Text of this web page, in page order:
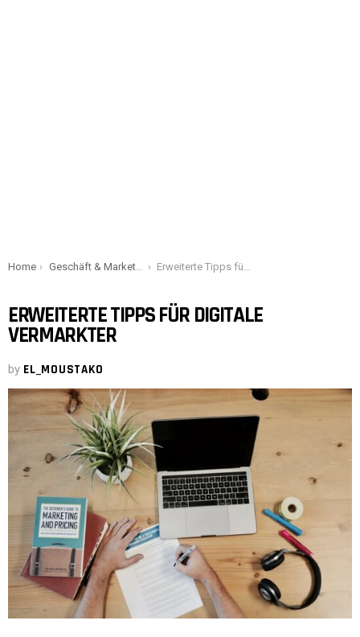
You are here:
Home Geschäft & Marketing Erweiterte Tipps für digitale Vermarkter
ERWEITERTE TIPPS FÜR DIGITALE
VERMARKTER
by EL_MOUSTAKO